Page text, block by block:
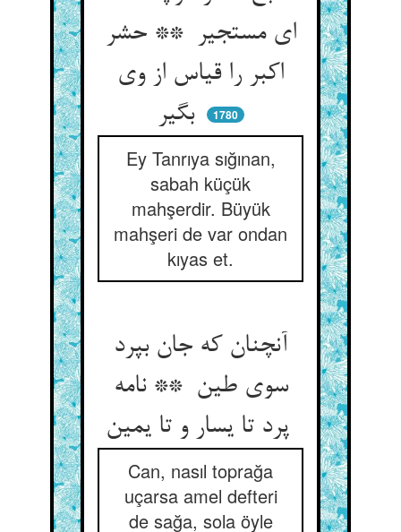
ای مستجیر ** حشر
اکبر را قیاس از وی
بگیر
1780
Ey Tanrıya sığınan,
sabah küçük
mahşerdir. Büyük
mahşeri de var ondan
kıyas et.
آنچنان که جان بپرد
سوی طین ** نامه
پرد تا یسار و تا یمین
Can, nasıl toprağa
uçarsa amel defteri
de sağa, sola öyle